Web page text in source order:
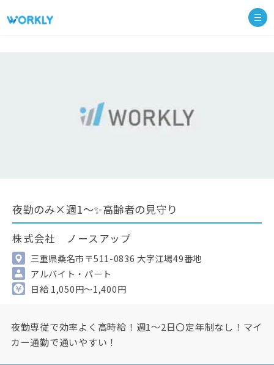
夜勤のみ×週1～✨高齢者の見守り
株式会社 ノースアップ
三重県桑名市〒511-0836 大字江場49番地
アルバイト・パート
日給 1,050円～1,400円
夜勤専従で効率よく高時給！週1～2日〇定年制なし！マイ
カー通勤で通いやすい！